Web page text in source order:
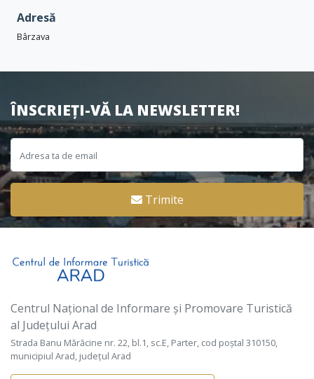
Adresă
Bârzava
ÎNSCRIEȚI-VĂ LA NEWSLETTER!
Trimite
Centrul Național de Informare și Promovare Turistică
al Județului Arad
Strada Banu Mărăcine nr. 22, bl.1, sc.E, Parter, cod poștal 310150,
municipiul Arad, județul Arad